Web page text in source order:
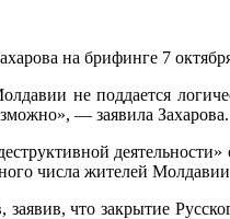
на брифинге 7
не поддается
— заявила Захарова.
числа жителей
что закрытие